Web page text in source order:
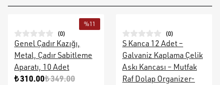
%11
(0)
Genel Çadır Kazığı,
Metal, Çadır Sabitleme
Aparatı, 10 Adet
₺ 310.00₺ 349.00
(0)
S Kanca 12 Adet –
Galvaniz Kaplama Çelik
Askı Kancası – Mutfak
Raf Dolap Organizer-